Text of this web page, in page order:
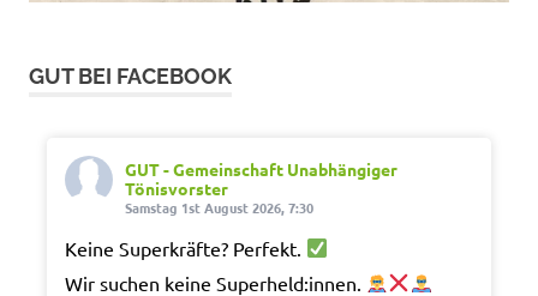
GUT BEI FACEBOOK
GUT - Gemeinschaft Unabhängiger
Tönisvorster
Samstag 1st August 2026, 7:30
Keine Superkräfte? Perfekt.
Wir suchen keine Superheld:innen.